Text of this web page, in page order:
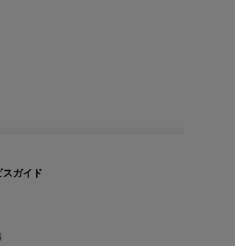
ガイド